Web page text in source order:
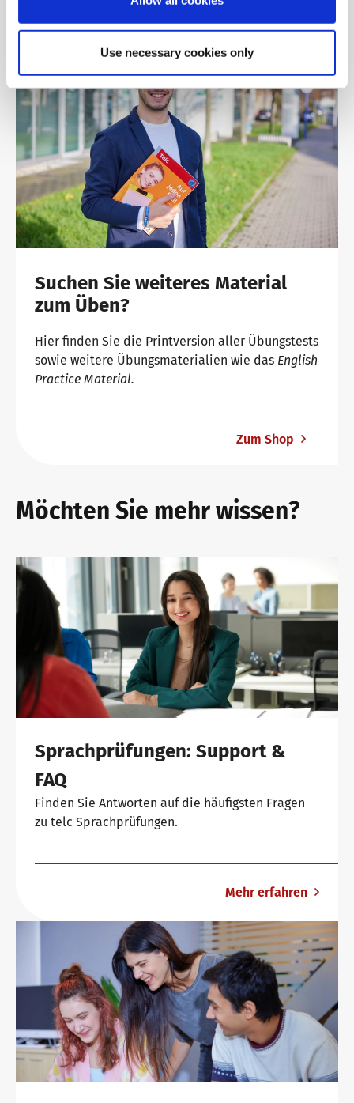
Use necessary cookies only
Suchen Sie weiteres Material
zum Üben?
Hier finden Sie die Printversion aller Übungstests
sowie weitere Übungsmaterialien wie das English
Practice Material.
Zum Shop
Möchten Sie mehr wissen?
Sprachprüfungen: Support &
FAQ
Finden Sie Antworten auf die häufigsten Fragen
zu telc Sprachprüfungen.
Mehr erfahren